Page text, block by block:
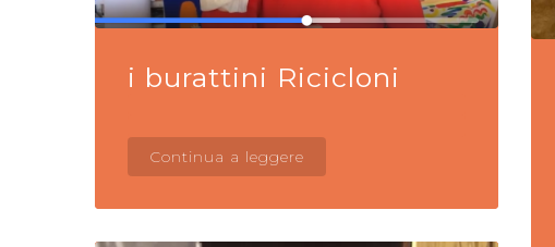
i burattini Ricicloni
Continua a leggere